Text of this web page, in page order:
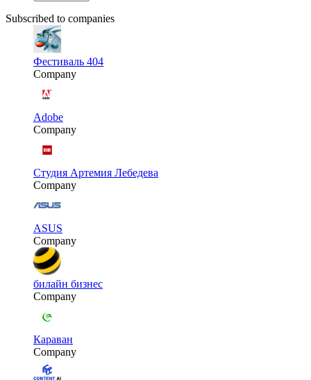
Subscribed to companies
Фестиваль 404
Company
Adobe
Company
Студия Артемия Лебедева
Company
ASUS
Company
билайн бизнес
Company
Караван
Company